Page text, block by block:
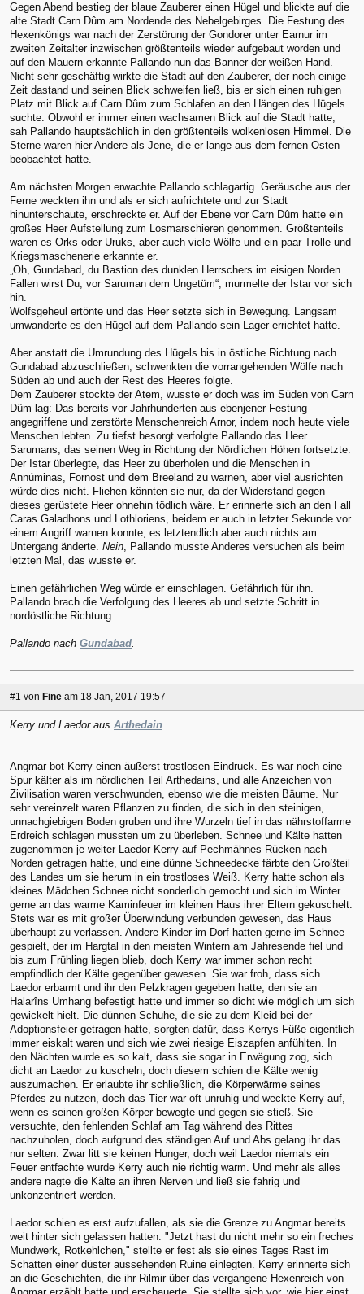
Gegen Abend bestieg der blaue Zauberer einen Hügel und blickte auf die
alte Stadt Carn Dûm am Nordende des Nebelgebirges. Die Festung des
Hexenkönigs war nach der Zerstörung der Gondorer unter Earnur im
zweiten Zeitalter inzwischen größtenteils wieder aufgebaut worden und
auf den Mauern erkannte Pallando nun das Banner der weißen Hand.
Nicht sehr geschäftig wirkte die Stadt auf den Zauberer, der noch einige
Zeit dastand und seinen Blick schweifen ließ, bis er sich einen ruhigen
Platz mit Blick auf Carn Dûm zum Schlafen an den Hängen des Hügels
suchte. Obwohl er immer einen wachsamen Blick auf die Stadt hatte,
sah Pallando hauptsächlich in den größtenteils wolkenlosen Himmel. Die
Sterne waren hier Andere als Jene, die er lange aus dem fernen Osten
beobachtet hatte.
Am nächsten Morgen erwachte Pallando schlagartig. Geräusche aus der
Ferne weckten ihn und als er sich aufrichtete und zur Stadt
hinunterschaute, erschreckte er. Auf der Ebene vor Carn Dûm hatte ein
großes Heer Aufstellung zum Losmarschieren genommen. Größtenteils
waren es Orks oder Uruks, aber auch viele Wölfe und ein paar Trolle und
Kriegsmaschenerie erkannte er.
„Oh, Gundabad, du Bastion des dunklen Herrschers im eisigen Norden.
Fallen wirst Du, vor Saruman dem Ungetüm“, murmelte der Istar vor sich
hin.
Wolfsgeheul ertönte und das Heer setzte sich in Bewegung. Langsam
umwanderte es den Hügel auf dem Pallando sein Lager errichtet hatte.
Aber anstatt die Umrundung des Hügels bis in östliche Richtung nach
Gundabad abzuschließen, schwenkten die vorrangehenden Wölfe nach
Süden ab und auch der Rest des Heeres folgte.
Dem Zauberer stockte der Atem, wusste er doch was im Süden von Carn
Dûm lag: Das bereits vor Jahrhunderten aus ebenjener Festung
angegriffene und zerstörte Menschenreich Arnor, indem noch heute viele
Menschen lebten. Zu tiefst besorgt verfolgte Pallando das Heer
Sarumans, das seinen Weg in Richtung der Nördlichen Höhen fortsetzte.
Der Istar überlegte, das Heer zu überholen und die Menschen in
Annúminas, Fornost und dem Breeland zu warnen, aber viel ausrichten
würde dies nicht. Fliehen könnten sie nur, da der Widerstand gegen
dieses gerüstete Heer ohnehin tödlich wäre. Er erinnerte sich an den Fall
Caras Galadhons und Lothloriens, beidem er auch in letzter Sekunde vor
einem Angriff warnen konnte, es letztendlich aber auch nichts am
Untergang änderte. Nein, Pallando musste Anderes versuchen als beim
letzten Mal, das wusste er.
Einen gefährlichen Weg würde er einschlagen. Gefährlich für ihn.
Pallando brach die Verfolgung des Heeres ab und setzte Schritt in
nordöstliche Richtung.
Pallando nach Gundabad.
#1 von Fine am 18 Jan, 2017 19:57
Kerry und Laedor aus Arthedain
Angmar bot Kerry einen äußerst trostlosen Eindruck. Es war noch eine
Spur kälter als im nördlichen Teil Arthedains, und alle Anzeichen von
Zivilisation waren verschwunden, ebenso wie die meisten Bäume. Nur
sehr vereinzelt waren Pflanzen zu finden, die sich in den steinigen,
unnachgiebigen Boden gruben und ihre Wurzeln tief in das nährstoffarme
Erdreich schlagen mussten um zu überleben. Schnee und Kälte hatten
zugenommen je weiter Laedor Kerry auf Pechmähnes Rücken nach
Norden getragen hatte, und eine dünne Schneedecke färbte den Großteil
des Landes um sie herum in ein trostloses Weiß. Kerry hatte schon als
kleines Mädchen Schnee nicht sonderlich gemocht und sich im Winter
gerne an das warme Kaminfeuer im kleinen Haus ihrer Eltern gekuschelt.
Stets war es mit großer Überwindung verbunden gewesen, das Haus
überhaupt zu verlassen. Andere Kinder im Dorf hatten gerne im Schnee
gespielt, der im Hargtal in den meisten Wintern am Jahresende fiel und
bis zum Frühling liegen blieb, doch Kerry war immer schon recht
empfindlich der Kälte gegenüber gewesen. Sie war froh, dass sich
Laedor erbarmt und ihr den Pelzkragen gegeben hatte, den sie an
Halarîns Umhang befestigt hatte und immer so dicht wie möglich um sich
gewickelt hielt. Die dünnen Schuhe, die sie zu dem Kleid bei der
Adoptionsfeier getragen hatte, sorgten dafür, dass Kerrys Füße eigentlich
immer eiskalt waren und sich wie zwei riesige Eiszapfen anfühlten. In
den Nächten wurde es so kalt, dass sie sogar in Erwägung zog, sich
dicht an Laedor zu kuscheln, doch diesem schien die Kälte wenig
auszumachen. Er erlaubte ihr schließlich, die Körperwärme seines
Pferdes zu nutzen, doch das Tier war oft unruhig und weckte Kerry auf,
wenn es seinen großen Körper bewegte und gegen sie stieß. Sie
versuchte, den fehlenden Schlaf am Tag während des Rittes
nachzuholen, doch aufgrund des ständigen Auf und Abs gelang ihr das
nur selten. Zwar litt sie keinen Hunger, doch weil Laedor niemals ein
Feuer entfachte wurde Kerry auch nie richtig warm. Und mehr als alles
andere nagte die Kälte an ihren Nerven und ließ sie fahrig und
unkonzentriert werden.
Laedor schien es erst aufzufallen, als sie die Grenze zu Angmar bereits
weit hinter sich gelassen hatten. "Jetzt hast du nicht mehr so ein freches
Mundwerk, Rotkehlchen," stellte er fest als sie eines Tages Rast im
Schatten einer düster aussehenden Ruine einlegten. Kerry erinnerte sich
an die Geschichten, die ihr Rilmir über das vergangene Hexenreich von